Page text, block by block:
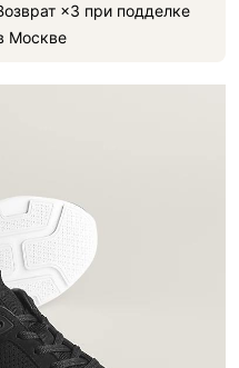
×3 при подделке
Москве